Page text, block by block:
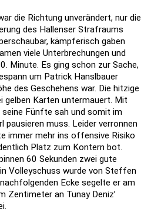
die Richtung unverändert, nur die
des Hallenser Strafraums
kämpferisch gaben
viele Unterbrechungen und
Minute. Es ging schon zur Sache,
um Patrick Hanslbauer
des Geschehens war. Die hitzige
gelben Karten untermauert. Mit
seine Fünfte sah und somit im
pausieren muss. Leider verronnen
immer mehr ins offensive Risiko
Platz zum Kontern bot.
60 Sekunden zwei gute
Volleyschuss wurde von Steffen
Ecke segelte er am
Zentimeter an Tunay Deniz’